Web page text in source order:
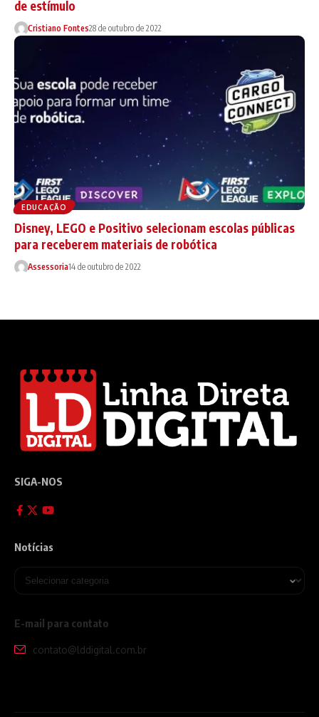
de estímulo
Cristiano Fontes28 de outubro de 2022
EDUCAÇÃO
Disney, LEGO e Positivo selecionam escolas públicas
para receberem materiais de robótica
Assessoria14 de outubro de 2022
SIGA-NOS
Notícias
E-mail para contato
contato@lddigital.com.br